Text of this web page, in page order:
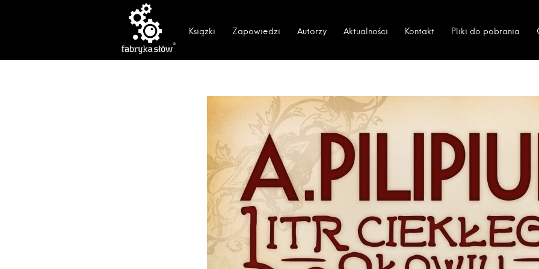
Książki Zapowiedzi Autorzy Aktualności Kontakt Pliki do pobrania